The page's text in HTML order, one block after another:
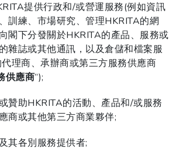
提供行政和/或營運服務(例如資訊
訓練、市場研究、管理HKRITA的網
閣下分發關於HKRITA的產品、服務或
雜誌或其他通訊，以及倉儲和檔案服
理商、承辦商或第三方服務供應商
供應商”);
贊助HKRITA的活動、產品和/或服務
商或其他第三方商業夥伴;
其各別服務提供者;